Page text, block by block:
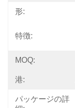
形:
特徴:
MOQ:
港:
パッケージの詳